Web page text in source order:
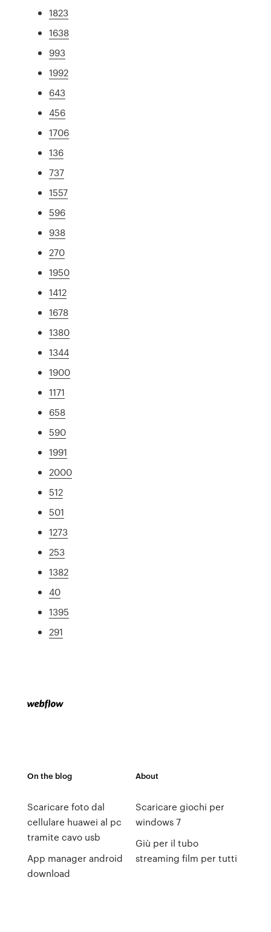
1823
1638
993
1992
643
456
1706
136
737
1557
596
938
270
1950
1412
1678
1380
1344
1900
1171
658
590
1991
2000
512
501
1273
253
1382
40
1395
291
On the blog
Scaricare foto dal
cellulare huawei al pc
tramite cavo usb
App manager android
download
About
Scaricare giochi per
windows 7
Giù per il tubo
streaming film per tutti